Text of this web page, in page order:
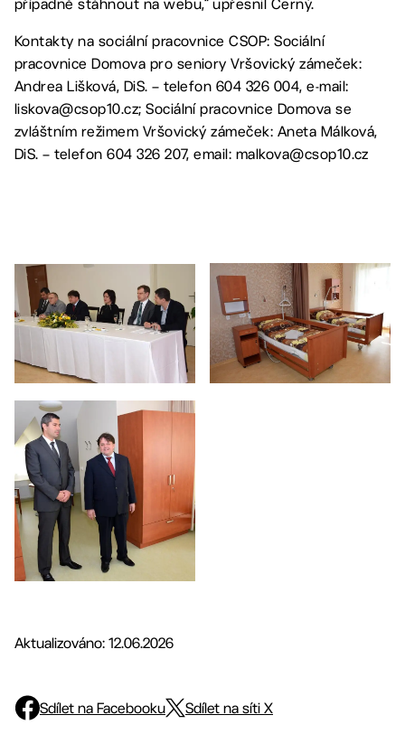
případně stáhnout na webu,“ upřesnil Černý.
Kontakty na sociální pracovnice CSOP: Sociální
pracovnice Domova pro seniory Vršovický zámeček:
Andrea Lišková, DiS. – telefon 604 326 004, e-mail:
liskova@csop10.cz; Sociální pracovnice Domova se
zvláštním režimem Vršovický zámeček: Aneta Málková,
DiS. – telefon 604 326 207, email: malkova@csop10.cz
Aktualizováno: 12.06.2026
Sdílet na Facebooku Sdílet na síti X